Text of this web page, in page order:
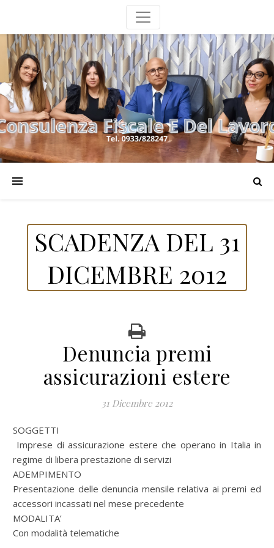
SCADENZA DEL 31
DICEMBRE 2012
Denuncia premi
assicurazioni estere
31 Dicembre 2012
SOGGETTI
Imprese di assicurazione estere che operano in Italia in
regime di libera prestazione di servizi
ADEMPIMENTO
Presentazione delle denuncia mensile relativa ai premi ed
accessori incassati nel mese precedente
MODALITA’
Con modalità telematiche